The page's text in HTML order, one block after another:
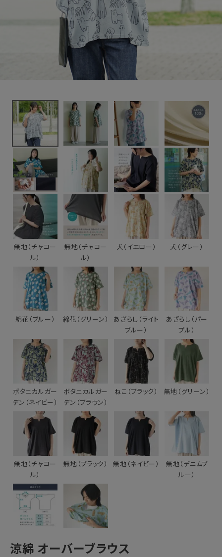
新着＆再入荷商品
カテゴリーから探す
特集
読み物
お問い合わせ
ログアウト
無地（チャコー
ル）
無地（チャコー
ル）
犬（イエロー） 犬（グレー）
綿花（ブルー） 綿花（グリーン）
あざらし（ライト
ブルー）
あざらし（パー
プル）
ボタニカルガー
デン（ネイビー）
ボタニカルガー
デン（ブラウン）
ねこ（ブラック） 無地（グリーン）
無地（チャコー
ル）
無地（ブラック） 無地（ネイビー）
無地（デニムブ
ルー）
涼綿 オーバーブラウス